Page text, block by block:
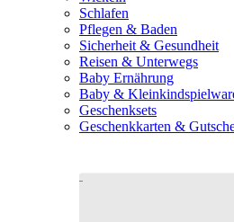
Schlafen
Pflegen & Baden
Sicherheit & Gesundheit
Reisen & Unterwegs
Baby Ernährung
Baby &
Geschenksets
Geschenkkarten &